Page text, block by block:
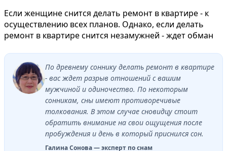
Если женщине снится делать ремонт в квартире - к
осуществлению всех планов. Однако, если делать
ремонт в квартире снится незамужней - ждет обман
По древнему соннику делать ремонт в квартире
- вас ждет разрыв отношений с вашим
мужчиной и одиночество. По некоторым
сонникам, сны имеют противоречивые
толкования. В этом случае сновидцу стоит
обратить внимание на свои ощущения после
пробуждения и день в который приснился сон.
Галина Сонова — эксперт по снам